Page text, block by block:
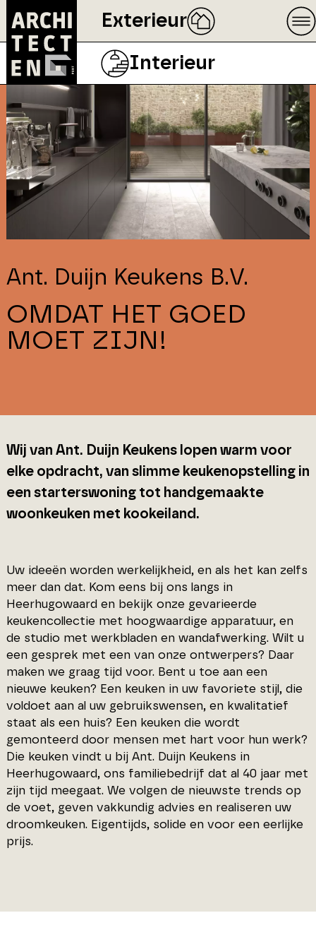
Exterieur
Interieur
Ant. Duijn Keukens B.V.
OMDAT HET GOED
MOET ZIJN!
Wij van Ant. Duijn Keukens lopen warm voor
elke opdracht, van slimme keukenopstelling in
een starterswoning tot handgemaakte
woonkeuken met kookeiland.
Uw ideeën worden werkelijkheid, en als het kan zelfs
meer dan dat. Kom eens bij ons langs in
Heerhugowaard en bekijk onze gevarieerde
keukencollectie met hoogwaardige apparatuur, en
de studio met werkbladen en wandafwerking. Wilt u
een gesprek met een van onze ontwerpers? Daar
maken we graag tijd voor. Bent u toe aan een
nieuwe keuken? Een keuken in uw favoriete stijl, die
voldoet aan al uw gebruikswensen, en kwalitatief
staat als een huis? Een keuken die wordt
gemonteerd door mensen met hart voor hun werk?
Die keuken vindt u bij Ant. Duijn Keukens in
Heerhugowaard, ons familiebedrijf dat al 40 jaar met
zijn tijd meegaat. We volgen de nieuwste trends op
de voet, geven vakkundig advies en realiseren uw
droomkeuken. Eigentijds, solide en voor een eerlijke
prijs.